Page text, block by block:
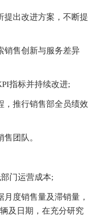
出改进方案，不断提
售创新与服务差异
指标并持续改进;
推行销售部全员绩效
团队。
门运营成本;
度销售量及滞销量，
及日期，在充分研究